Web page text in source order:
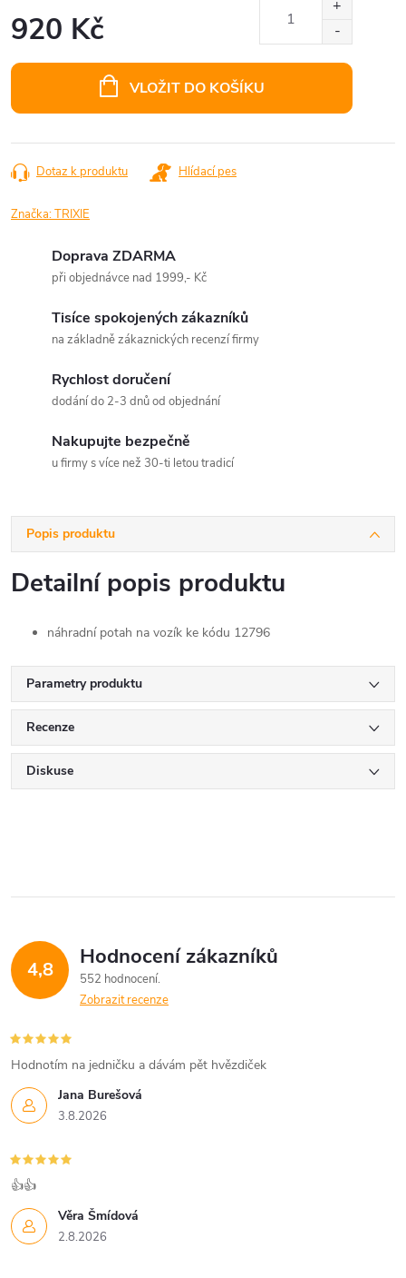
920 Kč
VLOŽIT DO KOŠÍKU
Dotaz k produktu Hlídací pes
Značka:TRIXIE
Doprava ZDARMA
při objednávce nad 1999,- Kč
Tisíce spokojených zákazníků
na základně zákaznických recenzí firmy
Rychlost doručení
dodání do 2-3 dnů od objednání
Nakupujte bezpečně
u firmy s více než 30-ti letou tradicí
Popis produktu
Detailní popis produktu
náhradní potah na vozík ke kódu 12796
Parametry produktu
Recenze
Diskuse
4,8 Hodnocení zákazníků
552 hodnocení
Zobrazit recenze
Jana Burešová
3.8.2026
Hodnotím na jedničku a dávám pět hvězdiček
Věra Šmídová
2.8.2026
👍👍